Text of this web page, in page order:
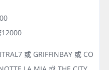
或 GRIFFINBAY 或 CO